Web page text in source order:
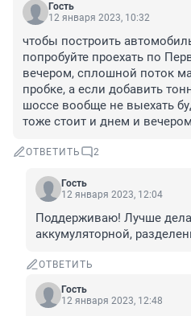
Гость
12 января 2023, 10:32
чтобы построить
попробуйте проехать по
вечером, сплошной поток
пробке, а если добавить
шоссе вообще не выехать
тоже стоит и днем и
ОТВЕТИТЬ 2
Гость
12 января 2023, 12:04
Поддерживаю! Лучше
аккумуляторной,
ОТВЕТИТЬ
Гость
12 января 2023, 12:48